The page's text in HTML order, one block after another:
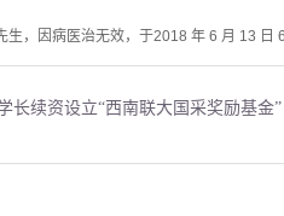
，因病医治无效，于2018 年 6 月 13 日
长续资设立“西南联大国采奖励基金”